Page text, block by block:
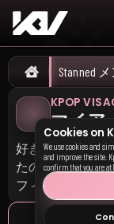
Home
Stanned
KPOP
マイア
好きなアイドル
たのバイアス順
フィールに表示
Cookies on
We use cookies and
and improve the site.
confirm that you are at